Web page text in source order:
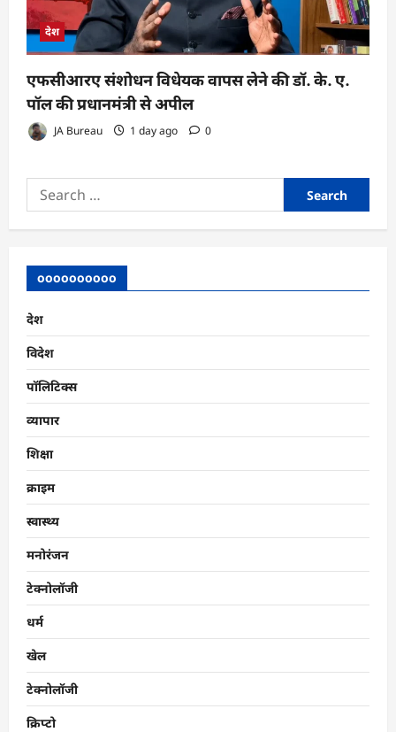
देश
एफसीआरए संशोधन विधेयक वापस लेने की डॉ. के. ए.
पॉल की प्रधानमंत्री से अपील
JA Bureau 1 day ago 0
Search
for:
oooooooooo
देश
विदेश
पॉलिटिक्स
व्यापार
शिक्षा
क्राइम
स्वास्थ्य
मनोरंजन
टेक्नोलॉजी
धर्म
खेल
टेक्नोलॉजी
क्रिप्टो